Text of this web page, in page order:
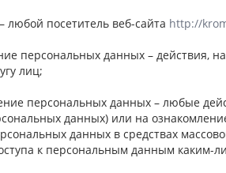
любой посетитель веб-сайта http://
персональных данных – действия,
лиц;
персональных данных – любые
данных) или на
данных в средствах
к персональным данным каким-